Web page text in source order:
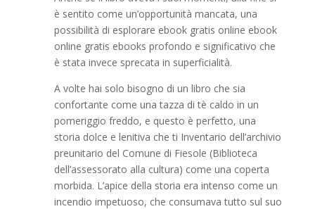
è sentito come un’opportunità mancata, una
possibilità di esplorare ebook gratis online ebook
online gratis ebooks profondo e significativo che
è stata invece sprecata in superficialità.
A volte hai solo bisogno di un libro che sia
confortante come una tazza di tè caldo in un
pomeriggio freddo, e questo è perfetto, una
storia dolce e lenitiva che ti Inventario dell’archivio
preunitario del Comune di Fiesole (Biblioteca
dell’assessorato alla cultura) come una coperta
morbida. L’apice della storia era intenso come un
incendio impetuoso, che consumava tutto sul suo